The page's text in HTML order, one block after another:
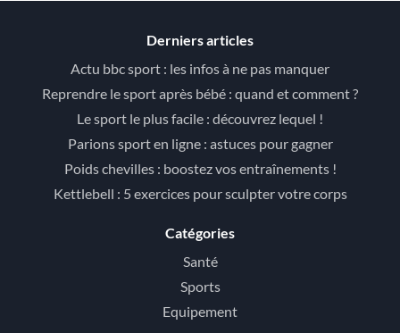
Derniers articles
Actu bbc sport : les infos à ne pas manquer
Reprendre le sport après bébé : quand et comment ?
Le sport le plus facile : découvrez lequel !
Parions sport en ligne : astuces pour gagner
Poids chevilles : boostez vos entraînements !
Kettlebell : 5 exercices pour sculpter votre corps
Catégories
Santé
Sports
Equipement